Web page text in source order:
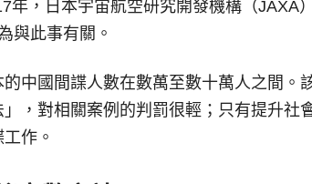
年，日本宇宙航空研究開發機構（JAXA
與此事有關。
中國間諜人數在數萬至數十萬人之間。
，對相關案例的判罰很輕；只有提升社
作。